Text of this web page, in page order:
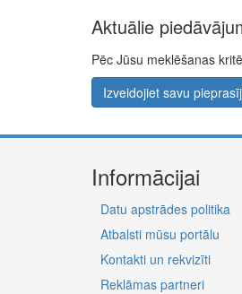
Aktuālie
Pēc Jūsu meklēšanas
Izveidojiet savu
Informācijai
Datu apstrādes politika
Atbalsti mūsu portālu
Kontakti un rekvizīti
Reklāmas partneri